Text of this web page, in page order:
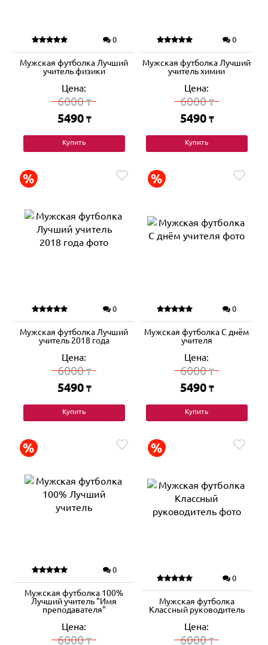
0
Мужская футболка Лучший
учитель физики
Цена:
6000₸
5490 ₸
Купить
0
Мужская футболка Лучший
учитель химии
Цена:
6000₸
5490 ₸
Купить
0
Мужская футболка Лучший
учитель 2018 года
Цена:
6000₸
5490 ₸
Купить
0
Мужская футболка С днём
учителя
Цена:
6000₸
5490 ₸
Купить
0
Мужская футболка 100%
Лучший учитель "Имя
преподавателя"
Цена:
6000₸
0
Мужская футболка
Классный руководитель
Цена:
6000₸